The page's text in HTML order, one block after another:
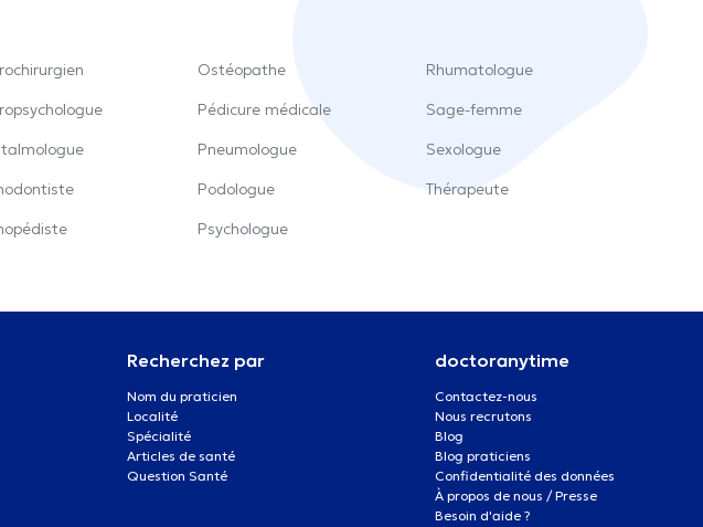
Ostéopathe
Pédicure médicale
Pneumologue
Podologue
Psychologue
Rhumatologue
Sage-femme
Sexologue
Thérapeute
Recherchez par
Nom du praticien
Localité
Spécialité
Articles de santé
Question Santé
doctoranytime
Contactez-nous
Nous recrutons
Blog
Blog praticiens
Confidentialité des données
À propos de nous / Presse
Besoin d'aide ?